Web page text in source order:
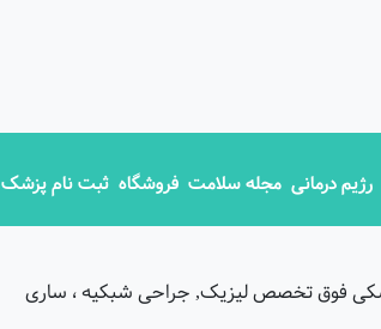
رژیم درمانی مجله سلامت فروشگاه ثبت نام پزشک
فوق تخصص لیزیک, جراحی شبکیه ، ساری